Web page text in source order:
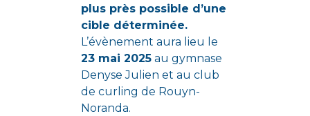
plus près possible d’une
cible déterminée.
L’évènement aura lieu le
23 mai 2025au gymnase
Denyse Julien et au club
de curling de Rouyn-
Noranda.